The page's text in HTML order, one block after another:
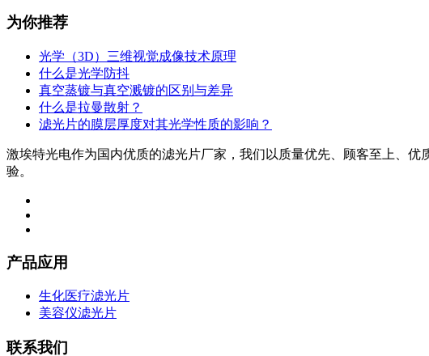
为你推荐
光学（3D）三维视觉成像技术原理
什么是光学防抖
真空蒸镀与真空溅镀的区别与差异
什么是拉曼散射？
滤光片的膜层厚度对其光学性质的影响？
激埃特光电作为国内优质的滤光片厂家，我们以质量优先、顾客至上、
验。
产品应用
生化医疗滤光片
美容仪滤光片
联系我们